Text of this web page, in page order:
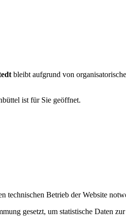
bleibt aufgrund von
ist für Sie geöffnet.
technischen Betrieb der Website
gesetzt, um statistische Daten